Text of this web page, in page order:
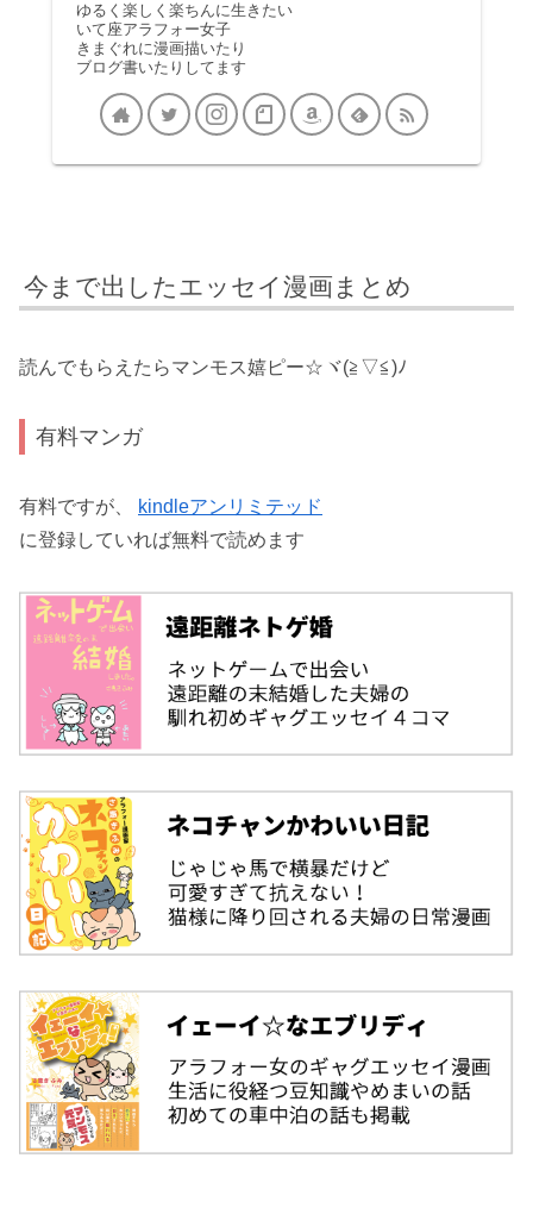
ゆるく楽しく楽ちんに生きたい
いて座アラフォー女子
きまぐれに漫画描いたり
ブログ書いたりしてます
今まで出したエッセイ漫画まとめ
読んでもらえたらマンモス嬉ピー☆ヾ(≧▽≦)ﾉ
有料マンガ
有料ですが、
kindleアンリミテッド
に登録していれば無料で読めます